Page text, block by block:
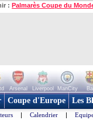
: Palmarès Coupe du
Arsenal Liverpool ManCity
Coupe d'Europe Les
| Calendrier |